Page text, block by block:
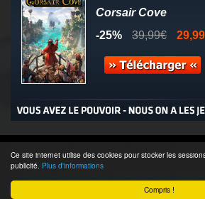
Compris !
Ce site internet utilise des cookies pour stocker les
publicité. Plus d'informations